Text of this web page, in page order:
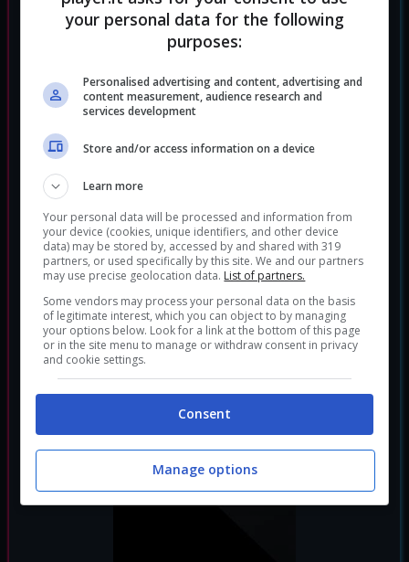
Celeste
Genere:Indie| Platform
your personal data for the following
purposes:
Personalised advertising and content, advertising and
content measurement, audience research and
services development
Store and/or access information on a device
Learn more
Your personal data will be processed and information from
your device (cookies, unique identifiers, and other device
data) may be stored by, accessed by and shared with 319
partners, or used specifically by this site. We and our partners
may use precise geolocation data. List of partners.
Some vendors may process your personal data on the basis
of legitimate interest, which you can object to by managing
your options below. Look for a link at the bottom of this page
or in the site menu to manage or withdraw consent in privacy
and cookie settings.
Consent
Manage options